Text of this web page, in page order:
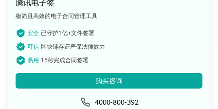
腾讯电子签
极简且高效的电子合同管理工具
安全 已守护1亿+文件签署
可信 区块链存证严保法律效力
易用 15秒完成合同签署
购买咨询
4000-800-392